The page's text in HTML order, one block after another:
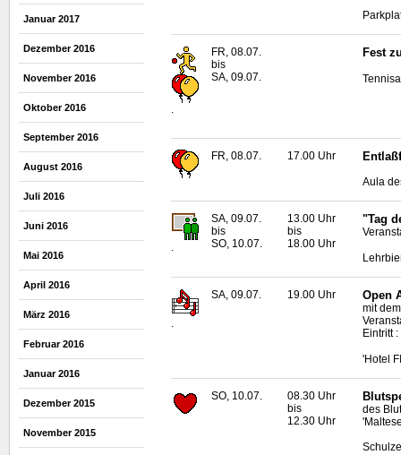
Januar 2017
Dezember 2016
November 2016
Oktober 2016
September 2016
August 2016
Juli 2016
Juni 2016
Mai 2016
April 2016
März 2016
Februar 2016
Januar 2016
Dezember 2015
November 2015
.
FR, 08.07.
bis
SA, 09.07.
Fest
FR, 08.07. 17.00 Uhr
Aula
.
SA, 09.07.
bis
SO, 10.07.
13.00 Uhr
bis
18.00 Uhr
"Tag
.
SA, 09.07. 19.00 Uhr Open
mit
Eintritt
'Hotel
SO, 10.07.
08.30 Uhr
bis
12.30 Uhr
des